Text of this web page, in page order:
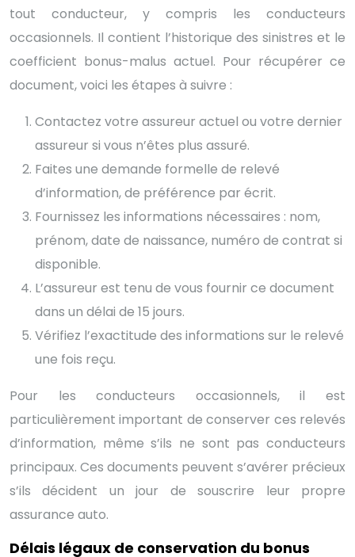
tout conducteur, y compris les conducteurs
occasionnels. Il contient l’historique des sinistres et le
coefficient bonus-malus actuel. Pour récupérer ce
document, voici les étapes à suivre :
Contactez votre assureur actuel ou votre dernier
assureur si vous n’êtes plus assuré.
Faites une demande formelle de relevé
d’information, de préférence par écrit.
Fournissez les informations nécessaires : nom,
prénom, date de naissance, numéro de contrat si
disponible.
L’assureur est tenu de vous fournir ce document
dans un délai de 15 jours.
Vérifiez l’exactitude des informations sur le relevé
une fois reçu.
Pour les conducteurs occasionnels, il est
particulièrement important de conserver ces relevés
d’information, même s’ils ne sont pas conducteurs
principaux. Ces documents peuvent s’avérer précieux
s’ils décident un jour de souscrire leur propre
assurance auto.
Délais légaux de conservation du bonus